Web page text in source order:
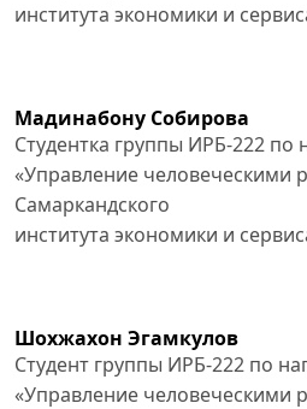
института экономики и
Мадинабону Собирова
Студентка группы ИРБ-222 по
«Управление человеческими
Самаркандского
института экономики и
Шохжахон Эгамкулов
Студент группы ИРБ-222 по
«Управление человеческими